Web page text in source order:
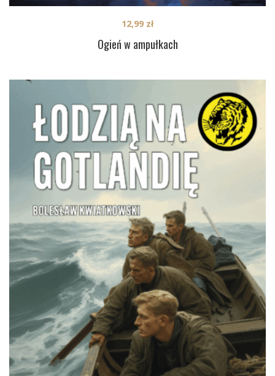
Ogień w ampułkach
12,99 zł